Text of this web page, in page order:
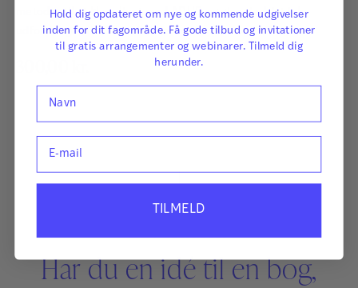
metoder til at klare livet med ADHD og giver indsigt i de
udfordringer, der er forbundet med et liv med ADHD.
Bliv forfatter
Har du en idé til en bog,
Hold dig opdateret om nye og kommende udgivelser
inden for dit fagområde. Få gode tilbud og invitationer
til gratis arrangementer og webinarer. Tilmeld dig
herunder.
TILMELD